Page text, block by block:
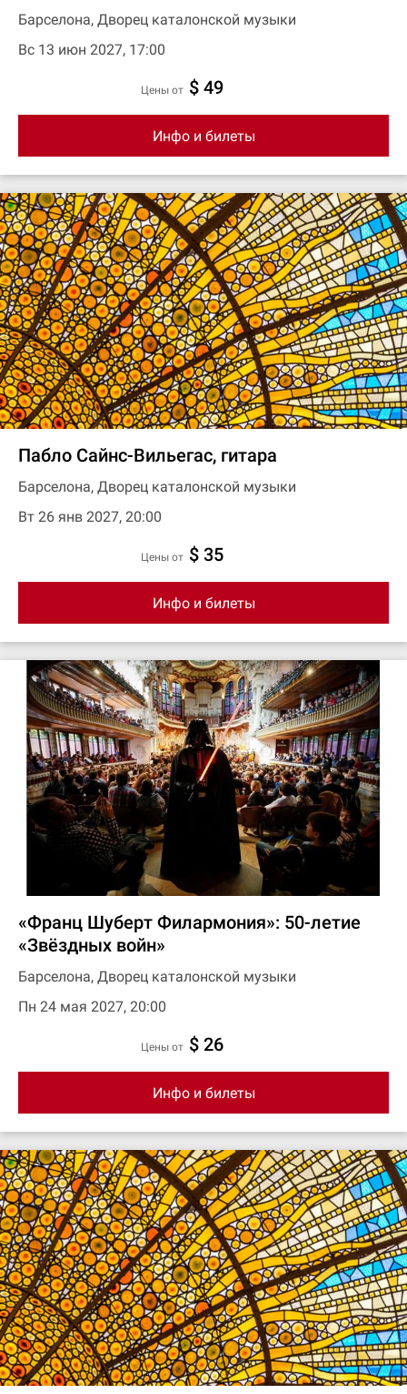
Барселона, Дворец каталонской музыки
Вс 13 июн 2027, 17:00
цены от $ 49
Инфо и билеты
Пабло Сайнс-Вильегас, гитара
Барселона, Дворец каталонской музыки
Вт 26 янв 2027, 20:00
цены от $ 35
Инфо и билеты
«Франц Шуберт Филармония»: 50-летие
«Звёздных войн»
Барселона, Дворец каталонской музыки
Пн 24 мая 2027, 20:00
цены от $ 26
Инфо и билеты